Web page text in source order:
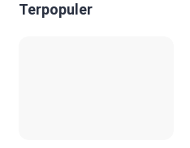
Terpopuler